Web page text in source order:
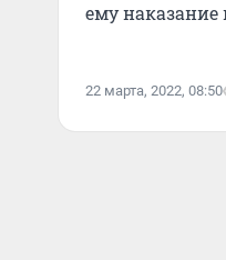
ему наказание
22 марта, 2022, 08:50